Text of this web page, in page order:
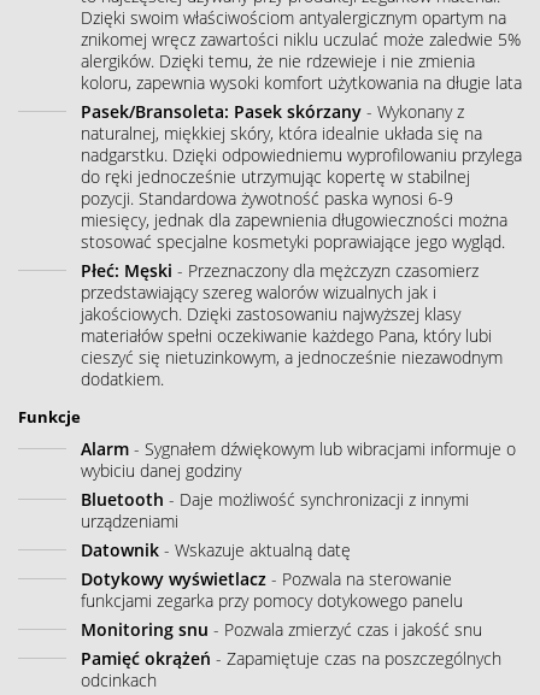
Dzięki swoim właściwościom antyalergicznym opartym na
znikomej wręcz zawartości niklu uczulać może zaledwie 5%
alergików. Dzięki temu, że nie rdzewieje i nie zmienia
koloru, zapewnia wysoki komfort użytkowania na długie lata
Pasek/Bransoleta: Pasek skórzany - Wykonany z
naturalnej, miękkiej skóry, która idealnie układa się na
nadgarstku. Dzięki odpowiedniemu wyprofilowaniu przylega
do ręki jednocześnie utrzymując kopertę w stabilnej
pozycji. Standardowa żywotność paska wynosi 6-9
miesięcy, jednak dla zapewnienia długowieczności można
stosować specjalne kosmetyki poprawiające jego wygląd.
Płeć: Męski - Przeznaczony dla mężczyzn czasomierz
przedstawiający szereg walorów wizualnych jak i
jakościowych. Dzięki zastosowaniu najwyższej klasy
materiałów spełni oczekiwanie każdego Pana, który lubi
cieszyć się nietuzinkowym, a jednocześnie niezawodnym
dodatkiem.
Funkcje
Alarm - Sygnałem dźwiękowym lub wibracjami informuje o
wybiciu danej godziny
Bluetooth - Daje możliwość synchronizacji z innymi
urządzeniami
Datownik - Wskazuje aktualną datę
Dotykowy wyświetlacz - Pozwala na sterowanie
funkcjami zegarka przy pomocy dotykowego panelu
Monitoring snu - Pozwala zmierzyć czas i jakość snu
Pamięć okrążeń - Zapamiętuje czas na poszczególnych
odcinkach